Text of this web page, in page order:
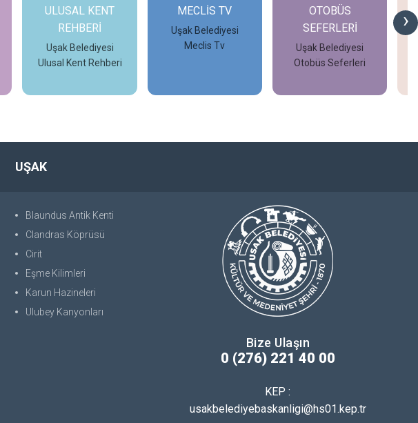
›
ULUSAL KENT
REHBERİ
Uşak Belediyesi
Ulusal Kent Rehberi
MECLİS TV
Uşak Belediyesi
Meclis Tv
OTOBÜS
SEFERLERİ
Uşak Belediyesi
Otobüs Seferleri
UŞAK
Blaundus Antik Kenti
Clandras Köprüsü
Cirit
Eşme Kilimleri
Karun Hazineleri
Ulubey Kanyonları
Bize Ulaşın
0 (276) 221 40 00
KEP :
usakbelediyebaskanligi@hs01.kep.tr